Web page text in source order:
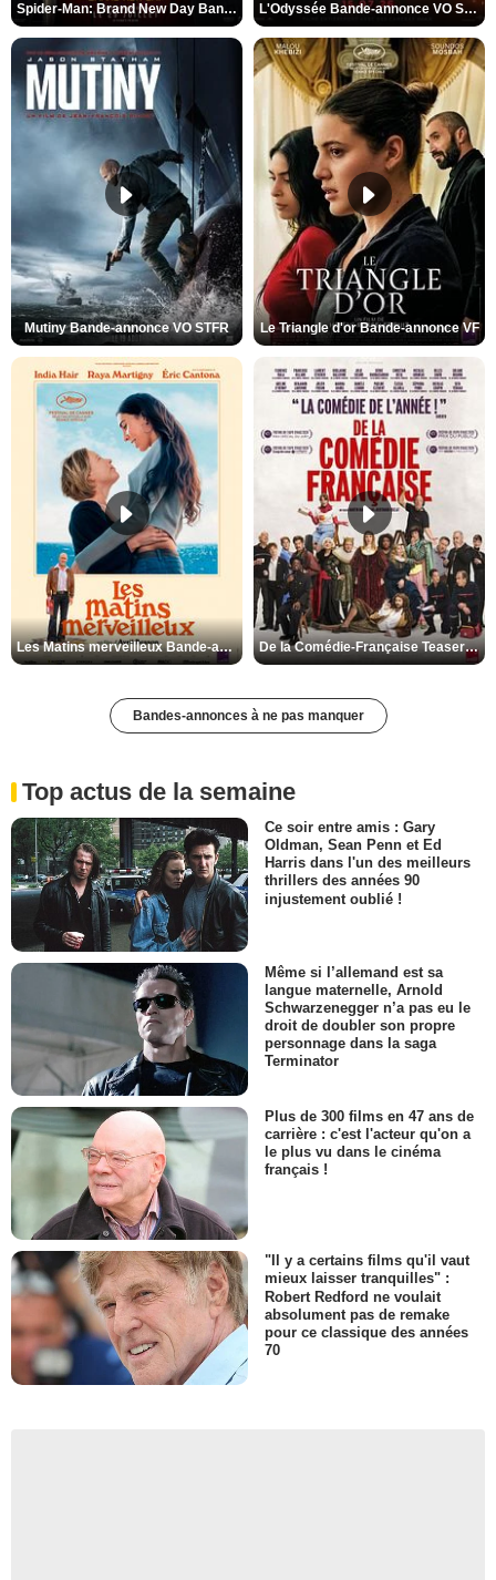
Spider-Man: Brand New Day Bande-annonce VO STFR L'Odyssée Bande-annonce VO STFR
Mutiny Bande-annonce VO STFR Le Triangle d'or Bande-annonce VF
Les Matins merveilleux Bande-annonce VF De la Comédie-Française Teaser VF
Bandes-annonces à ne pas manquer
Top actus de la semaine
Ce soir entre amis : Gary
Oldman, Sean Penn et Ed
Harris dans l'un des meilleurs
thrillers des années 90
injustement oublié !
Même si l’allemand est sa
langue maternelle, Arnold
Schwarzenegger n’a pas eu le
droit de doubler son propre
personnage dans la saga
Terminator
Plus de 300 films en 47 ans de
carrière : c'est l'acteur qu'on a
le plus vu dans le cinéma
français !
"Il y a certains films qu'il vaut
mieux laisser tranquilles" :
Robert Redford ne voulait
absolument pas de remake
pour ce classique des années
70